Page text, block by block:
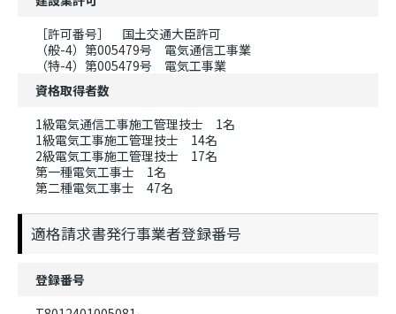
［許可番号］ 国土交通大臣許可
（般-4）第005479号 電気通信工事業
（特-4）第005479号 電気工事業
資格取得者数
1級電気通信工事施工管理技士 1名
1級電気工事施工管理技士 14名
2級電気工事施工管理技士 17名
第一種電気工事士 1名
第二種電気工事士 47名
適格請求書発行事業者登録番号
登録番号